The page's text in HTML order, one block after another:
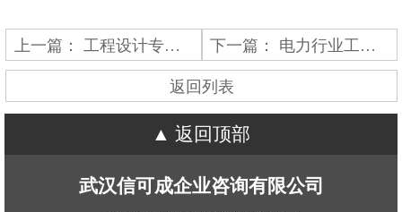
上一篇： 工程设计专业资质 下一篇： 电力行业工程设计资质
返回列表
返回顶部
武汉信可成企业咨询有限公司